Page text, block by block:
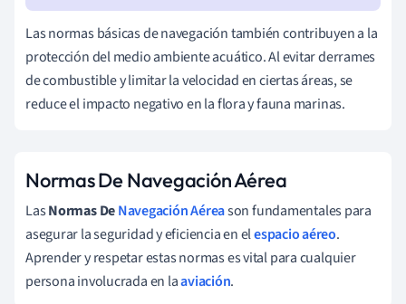
Las normas básicas de navegación también contribuyen a la
protección del medio ambiente acuático. Al evitar derrames
de combustible y limitar la velocidad en ciertas áreas, se
reduce el impacto negativo en la flora y fauna marinas.
Normas De Navegación Aérea
LasNormas DeNavegación Aéreason fundamentales para
asegurar la seguridad y eficiencia en elespacio aéreo.
Aprender y respetar estas normas es vital para cualquier
persona involucrada en laaviación.